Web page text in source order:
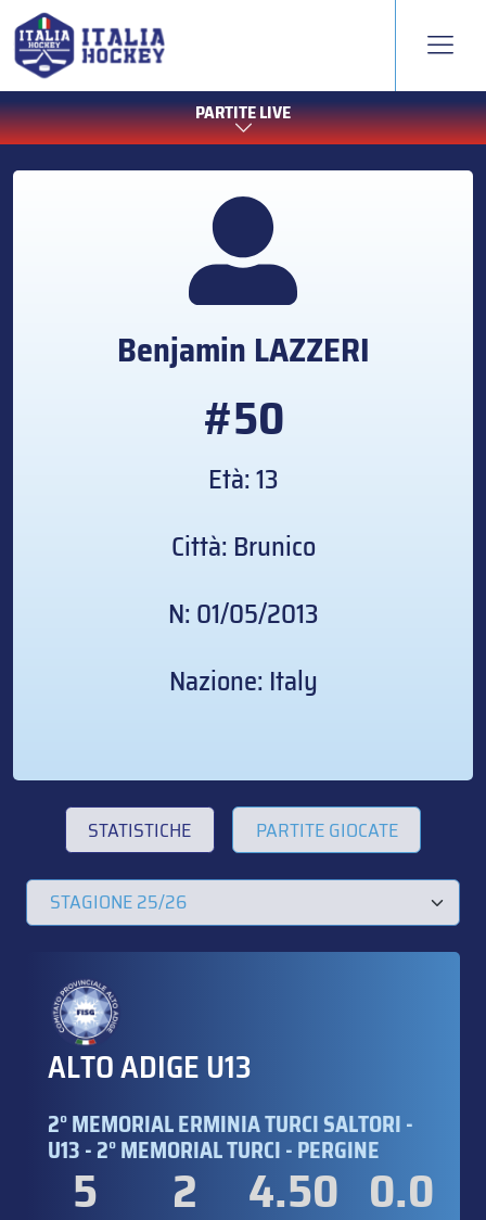
PARTITE LIVE
Benjamin LAZZERI
#50
Età: 13
Città: Brunico
N: 01/05/2013
Nazione: Italy
STATISTICHE PARTITE GIOCATE
ALTO ADIGE U13
2° MEMORIAL ERMINIA TURCI SALTORI -
U13 - 2° MEMORIAL TURCI - PERGINE
5 2 4.50 0.0